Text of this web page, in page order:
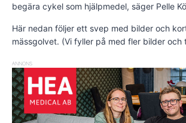
begära cykel som hjälpmedel, säger Pelle
Här nedan följer ett svep med bilder och
mässgolvet. (Vi fyller på med fler bilder och
ANNONS